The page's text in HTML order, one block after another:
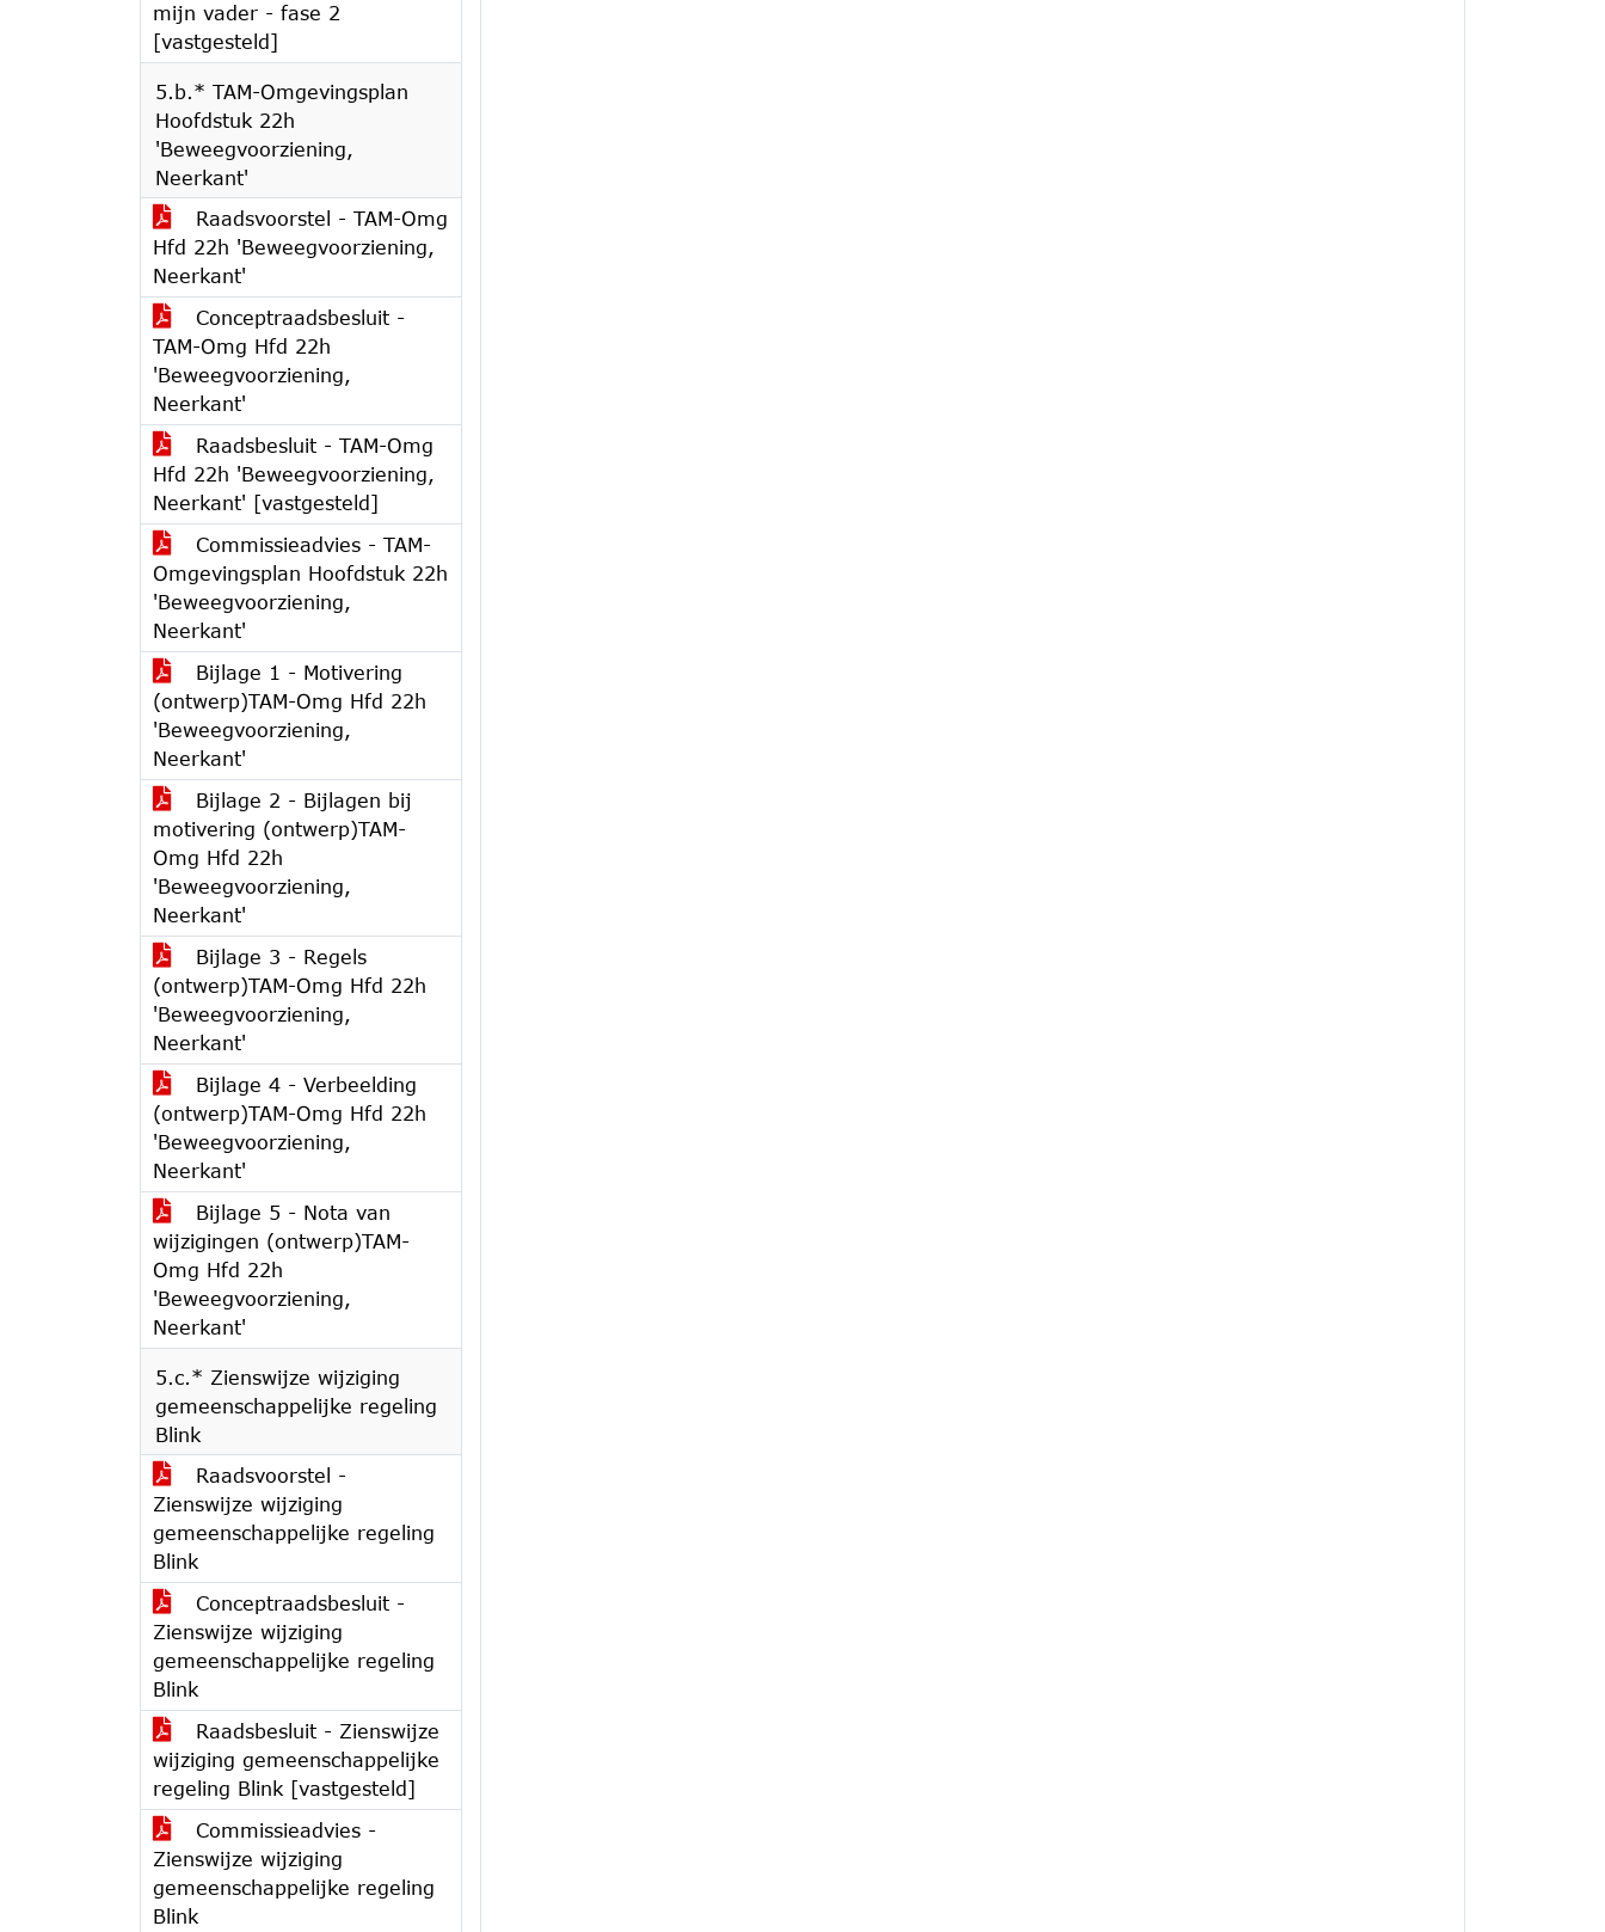
mijn vader - fase 2
[vastgesteld]
5.b.* TAM-Omgevingsplan
Hoofdstuk 22h
'Beweegvoorziening,
Neerkant'
Raadsvoorstel - TAM-Omg
Hfd 22h 'Beweegvoorziening,
Neerkant'
Conceptraadsbesluit -
TAM-Omg Hfd 22h
'Beweegvoorziening,
Neerkant'
Raadsbesluit - TAM-Omg
Hfd 22h 'Beweegvoorziening,
Neerkant' [vastgesteld]
Commissieadvies - TAM-
Omgevingsplan Hoofdstuk 22h
'Beweegvoorziening,
Neerkant'
Bijlage 1 - Motivering
(ontwerp)TAM-Omg Hfd 22h
'Beweegvoorziening,
Neerkant'
Bijlage 2 - Bijlagen bij
motivering (ontwerp)TAM-
Omg Hfd 22h
'Beweegvoorziening,
Neerkant'
Bijlage 3 - Regels
(ontwerp)TAM-Omg Hfd 22h
'Beweegvoorziening,
Neerkant'
Bijlage 4 - Verbeelding
(ontwerp)TAM-Omg Hfd 22h
'Beweegvoorziening,
Neerkant'
Bijlage 5 - Nota van
wijzigingen (ontwerp)TAM-
Omg Hfd 22h
'Beweegvoorziening,
Neerkant'
5.c.* Zienswijze wijziging
gemeenschappelijke regeling
Blink
Raadsvoorstel -
Zienswijze wijziging
gemeenschappelijke regeling
Blink
Conceptraadsbesluit -
Zienswijze wijziging
gemeenschappelijke regeling
Blink
Raadsbesluit - Zienswijze
wijziging gemeenschappelijke
regeling Blink [vastgesteld]
Commissieadvies -
Zienswijze wijziging
gemeenschappelijke regeling
Blink